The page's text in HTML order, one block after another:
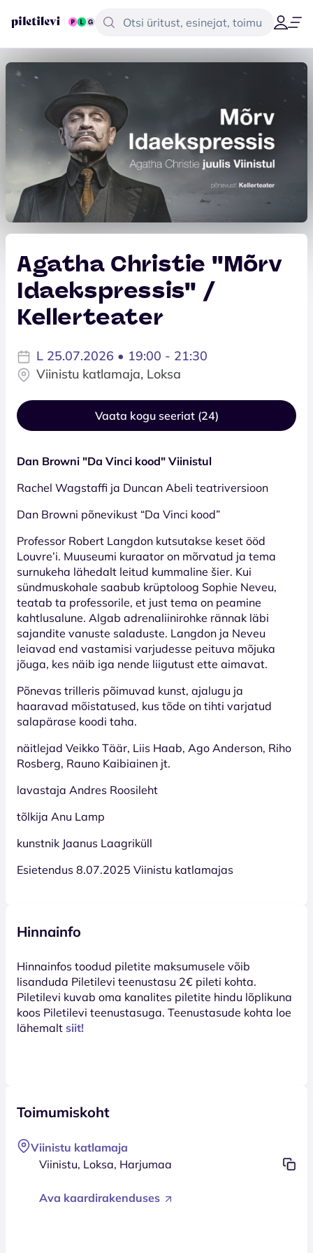
Agatha Christie ''Mõrv
Idaekspressis'' /
Kellerteater
L 25.07.2026 • 19:00 - 21:30
Viinistu katlamaja, Loksa
Vaata kogu seeriat (24)
Dan Browni "Da Vinci kood" Viinistul
Rachel Wagstaffi ja Duncan Abeli teatriversioon
Dan Browni põnevikust “Da Vinci kood”
Professor Robert Langdon kutsutakse keset ööd
Louvre’i. Muuseumi kuraator on mõrvatud ja tema
surnukeha lähedalt leitud kummaline šier. Kui
sündmuskohale saabub krüptoloog Sophie Neveu,
teatab ta professorile, et just tema on peamine
kahtlusalune. Algab adrenaliinirohke rännak läbi
sajandite vanuste saladuste. Langdon ja Neveu
leiavad end vastamisi varjudesse peituva mõjuka
jõuga, kes näib iga nende liigutust ette aimavat.
Põnevas trilleris põimuvad kunst, ajalugu ja
haaravad mõistatused, kus tõde on tihti varjatud
salapärase koodi taha.
näitlejad Veikko Täär, Liis Haab, Ago Anderson, Riho
Rosberg, Rauno Kaibiainen jt.
lavastaja Andres Roosileht
tõlkija Anu Lamp
kunstnik Jaanus Laagriküll
Esietendus 8.07.2025 Viinistu katlamajas
Hinnainfo
Hinnainfos toodud piletite maksumusele võib
lisanduda Piletilevi teenustasu 2€ pileti kohta.
Piletilevi kuvab oma kanalites piletite hindu lõplikuna
koos Piletilevi teenustasuga. Teenustasude kohta loe
lähemalt siit!
Toimumiskoht
Viinistu katlamaja
Viinistu, Loksa, Harjumaa
Ava kaardirakenduses